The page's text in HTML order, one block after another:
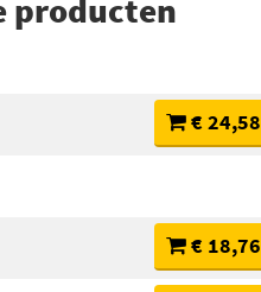
producten
€ 24,58
€ 18,76